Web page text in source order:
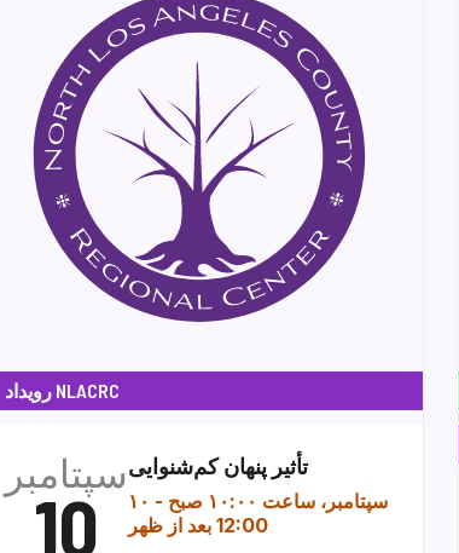
رویداد NLACRC
سپتامبر
10
تأثیر پنهان کم‌شنوایی
۱۰ سپتامبر، ساعت ۱۰:۰۰ صبح
-
12:00 بعد از ظهر